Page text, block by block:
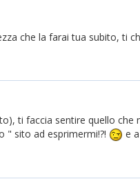
che la farai tua subito, ti
ti faccia sentire quello che
" sito ad esprimermi!?!
e